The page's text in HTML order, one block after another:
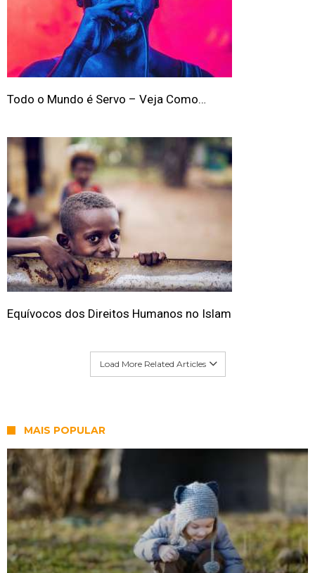
Todo o Mundo é Servo – Veja Como…
Equívocos dos Direitos Humanos no Islam
Load More Related Articles
MAIS POPULAR